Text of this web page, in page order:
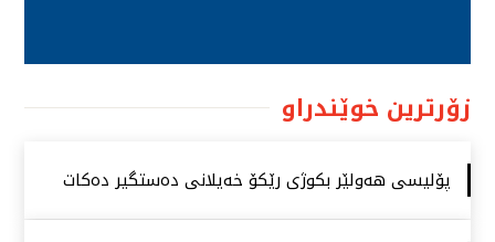
زۆرترین خوێندراو
پۆلیسی هەولێر بكوژی رێكۆ خەیلانی دەستگیر دەكات